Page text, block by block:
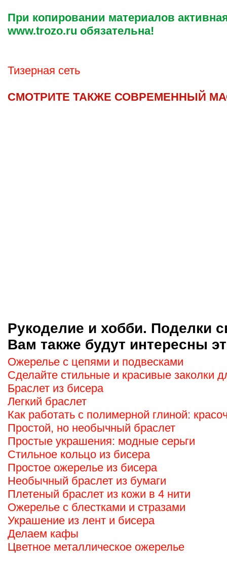
При копировании материалов
www.trozo.ru обязательна!
Тизерная сеть
СМОТРИТЕ ТАКЖЕ СОВРЕМЕННЫЙ
Рукоделие и хобби. Поделки
Вам также будут интересны
Ожерелье с цепями и подвесками
Сделайте стильные и красивые заколки
Браслет из бисера
Легкий браслет
Как работать с полимерной глиной:
Простой, но необычный браслет
Простые украшения: модные серьги
Стильное кольцо из бисера
Простое ожерелье из бисера
Необычный браслет из бумаги
Плетеный браслет из кожи в 4 нити
Ожерелье с блестками и стразами
Украшение из лент и бисера
Делаем кафы
Цветное металлическое ожерелье